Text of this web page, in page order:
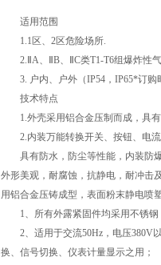
适用范围
1.1区、2区危险场所.
2.ⅡA、ⅡB、ⅡC类T1-T6组爆炸性
3. 户内、户外（IP54，IP65*订购
技术特点
1.外壳采用铝合金压制而成，具有
2.内装万能转换开关、按钮、电流
具有防水，防尘等性能，内装防爆
外形美观，耐腐蚀，抗静电，耐冲击
用铝合金压铸成型，表面粉末静电喷
1、所有外露紧固件均采用不锈钢
2、适用于交流50Hz，电压380V以
换、信号切换、仪表计量显示之用；